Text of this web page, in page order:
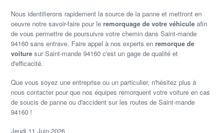
Nous identifierons rapidement la source de la panne et mettront en
oeuvre notre savoir-faire pour leremorquage de votre véhicule afin
de vous permettre de poursuivre votre chemin dans Saint-mande
94160 sans entrave. Faire appel à nos experts enremorque de
voiture sur Saint-mande 94160 c'est un gage de qualité et
d'efficacité.
Que vous soyez une entreprise ou un particulier, n'hésitez plus à
nous contacter pour que nos équipes remorquent votre voiture en cas
de soucis de panne ou d'accident sur les routes de Saint-mande
94160 !
Jeudi 11 Juin 2026